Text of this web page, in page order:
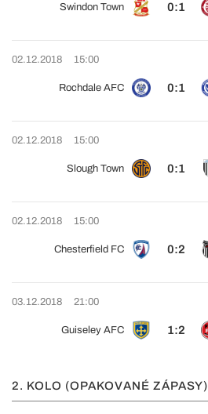
Swindon Town 0:1
02.12.2018 15:00
Rochdale AFC 0:1
02.12.2018 15:00
Slough Town 0:1
02.12.2018 15:00
Chesterfield FC 0:2
03.12.2018 21:00
Guiseley AFC 1:2
2. KOLO (OPAKOVANÉ ZÁPASY)